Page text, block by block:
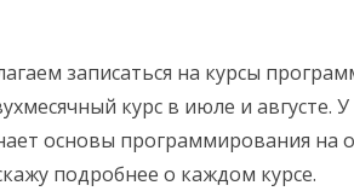
записаться на курсы
курс в июле и августе. У
основы программирования на
подробнее о каждом курсе.